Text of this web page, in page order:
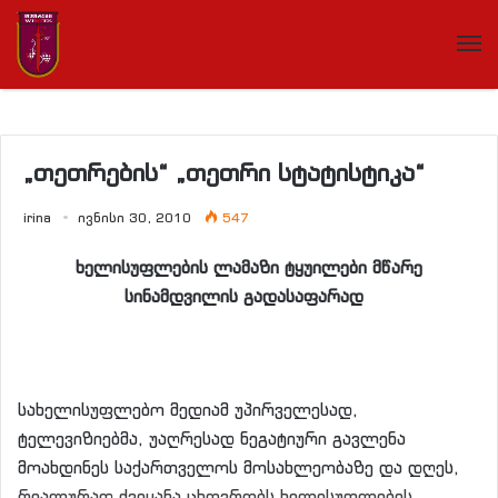
„თეთრების“ „თეთრი სტატისტიკა“
irina ივნისი 30, 2010 547
ხელისუფლების ლამაზი ტყუილები მწარე
სინამდვილის გადასაფარად
სახელისუფლებო მედიამ უპირველესად,
ტელევიზიებმა, უაღრესად ნეგატიური გავლენა
მოახდინეს საქართველოს მოსახლეობაზე და დღეს,